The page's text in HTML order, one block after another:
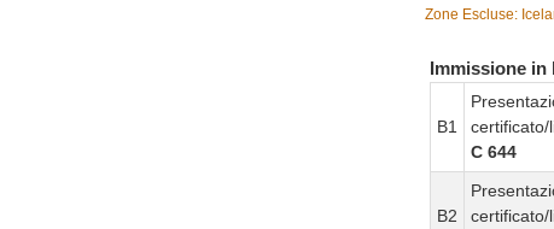
Zone Escluse:
Immissione in
B1
certificato/
C 644
B2
certificato/